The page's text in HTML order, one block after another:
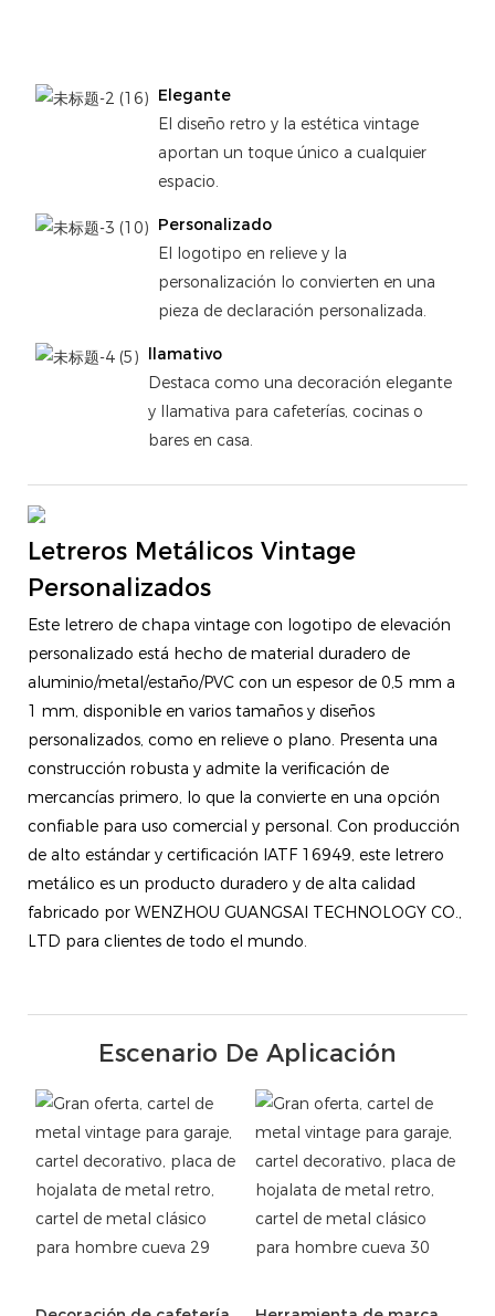
Elegante
El diseño retro y la estética vintage
aportan un toque único a cualquier
espacio.
Personalizado
El logotipo en relieve y la
personalización lo convierten en una
pieza de declaración personalizada.
llamativo
Destaca como una decoración elegante
y llamativa para cafeterías, cocinas o
bares en casa.
Letreros Metálicos Vintage
Personalizados
Este letrero de chapa vintage con logotipo de elevación
personalizado está hecho de material duradero de
aluminio/metal/estaño/PVC con un espesor de 0,5 mm a
1 mm, disponible en varios tamaños y diseños
personalizados, como en relieve o plano. Presenta una
construcción robusta y admite la verificación de
mercancías primero, lo que la convierte en una opción
confiable para uso comercial y personal. Con producción
de alto estándar y certificación IATF 16949, este letrero
metálico es un producto duradero y de alta calidad
fabricado por WENZHOU GUANGSAI TECHNOLOGY CO.,
LTD para clientes de todo el mundo.
Escenario De Aplicación